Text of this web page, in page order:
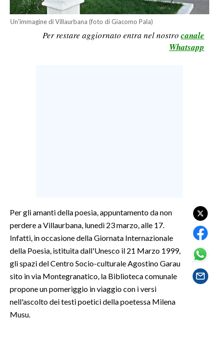
LAVORO
CULTURA
SPETTACOLI
GOSSIP
SALUTE
SARDEGNA TURISMO
Un'immagine di Villaurbana (foto di Giacomo Pala)
Per restare aggiornato entra nel nostro canale
Whatsapp
Per gli amanti della poesia, appuntamento da non
perdere a Villaurbana, lunedì 23 marzo, alle 17.
Infatti, in occasione della Giornata Internazionale
della Poesia, istituita dall'Unesco il 21 Marzo 1999,
gli spazi del Centro Socio-culturale Agostino Garau
sito in via Montegranatico, la Biblioteca comunale
propone un pomeriggio in viaggio con i versi
nell'ascolto dei testi poetici della poetessa Milena
Musu.